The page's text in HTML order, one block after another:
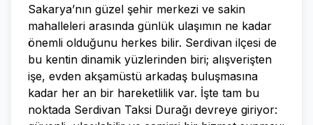
Sakarya’nın güzel şehir merkezi ve sakin
mahalleleri arasında günlük ulaşımın ne kadar
önemli olduğunu herkes bilir. Serdivan ilçesi de
bu kentin dinamik yüzlerinden biri; alışverişten
işe, evden akşamüstü arkadaş buluşmasına
kadar her an bir hareketlilik var. İşte tam bu
noktada Serdivan Taksi Durağı devreye giriyor: